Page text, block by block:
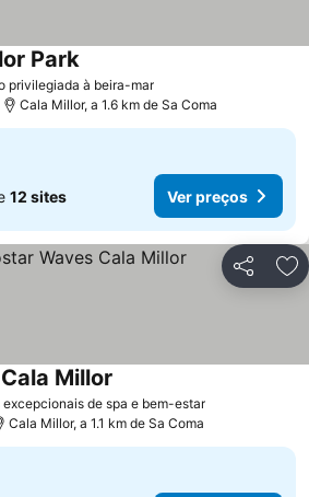
privilegiada à beira-marVer preços
ParkVer preços
Cala Millor, a 1.6 km de Sa Coma
12 sites Ver preços
Partilhar
excepcionais de spa e bem-estarVer preços
Millor
Cala Millor, a 1.1 km de Sa Coma